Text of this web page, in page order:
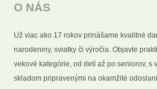
O NÁS
Už viac ako 17 rokov prinášame kvalitné
narodeniny, sviatky či výročia. Objavte
vekové kategórie, od detí až po seniorov, s
skladom pripravenými na okamžité